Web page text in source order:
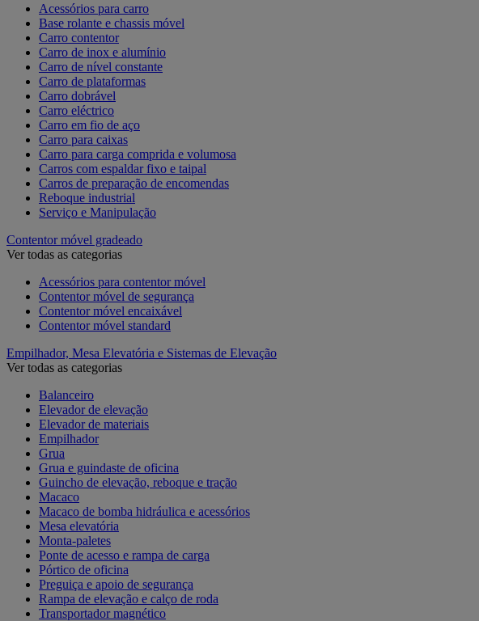
Acessórios para carro
Base rolante e chassis móvel
Carro contentor
Carro de inox e alumínio
Carro de nível constante
Carro de plataformas
Carro dobrável
Carro eléctrico
Carro em fio de aço
Carro para caixas
Carro para carga comprida e volumosa
Carros com espaldar fixo e taipal
Carros de preparação de encomendas
Reboque industrial
Serviço e Manipulação
Contentor móvel gradeado
Ver todas as categorias
Acessórios para contentor móvel
Contentor móvel de segurança
Contentor móvel encaixável
Contentor móvel standard
Empilhador, Mesa Elevatória e Sistemas de Elevação
Ver todas as categorias
Balanceiro
Elevador de elevação
Elevador de materiais
Empilhador
Grua
Grua e guindaste de oficina
Guincho de elevação, reboque e tração
Macaco
Macaco de bomba hidráulica e acessórios
Mesa elevatória
Monta-paletes
Ponte de acesso e rampa de carga
Pórtico de oficina
Preguiça e apoio de segurança
Rampa de elevação e calço de roda
Transportador magnético